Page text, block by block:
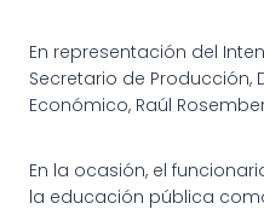
En representación del
Secretario de Producción,
Económico, Raúl
En la ocasión, el
la educación pública